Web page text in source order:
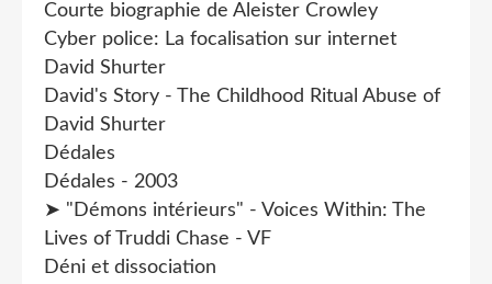
Courte biographie de Aleister Crowley
Cyber police: La focalisation sur internet
David Shurter
David's Story - The Childhood Ritual Abuse of
David Shurter
Dédales
Dédales - 2003
➤ "Démons intérieurs" - Voices Within: The
Lives of Truddi Chase - VF
Déni et dissociation